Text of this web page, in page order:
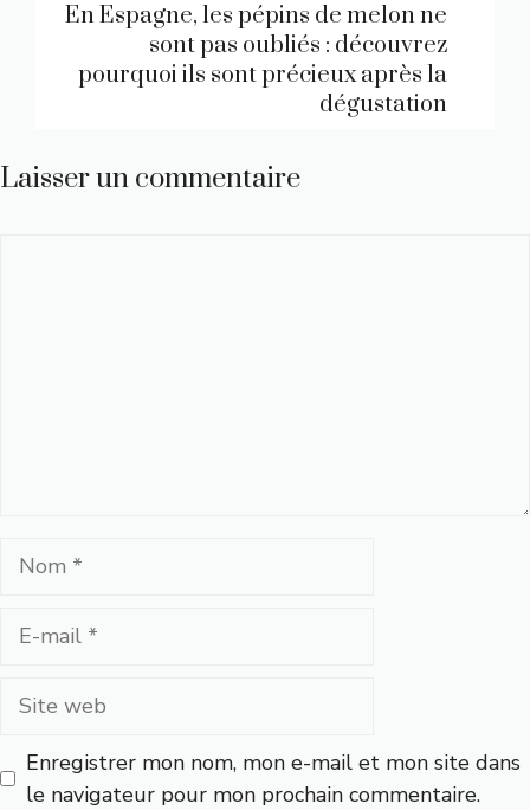
En Espagne, les pépins de melon ne
sont pas oubliés : découvrez
pourquoi ils sont précieux après la
dégustation
Laisser un commentaire
Nom
Site
Enregistrer mon nom, mon e-mail et mon site dans
le navigateur pour mon prochain commentaire.